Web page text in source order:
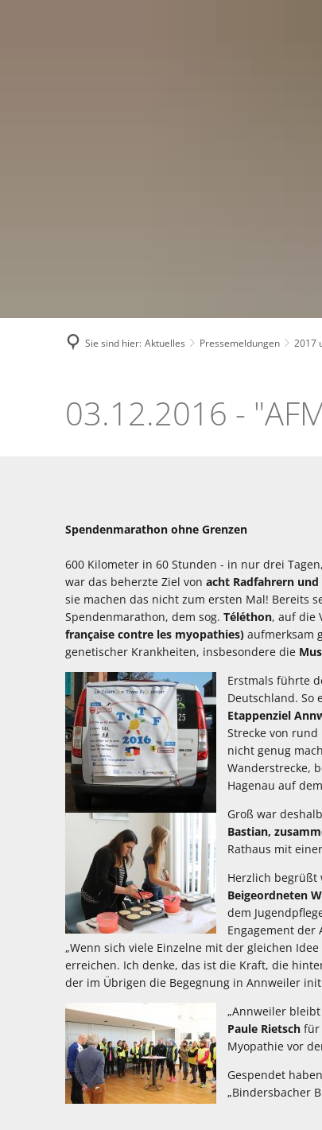
Sie sind hier: Aktuelles Pressemeldungen 2017
Spendenmarathon
Spendenmarathon ohne Grenzen
600 Kilometer in 60 Stunden - in nur drei
war das beherzte Ziel von acht Radfahrern
sie machen das nicht zum ersten Mal! Bereits
Spendenmarathon, dem sog. Téléthon, auf die
française contre les myopathies) aufmerksam
genetischer Krankheiten, insbesondere die
Erstmals führte
Deutschland. So
Etappenziel
Strecke von
nicht genug
Wanderstrecke,
Hagenau auf
Groß war
Bastian,
Rathaus mit
Herzlich begrüßt
Beigeordneten
dem
Engagement der
„Wenn sich viele Einzelne mit der gleichen
erreichen. Ich denke, das ist die Kraft, die
der im Übrigen die Begegnung in Annweiler
„Annweiler
Paule Rietsch für
Myopathie vor
Gespendet
„Bindersbacher